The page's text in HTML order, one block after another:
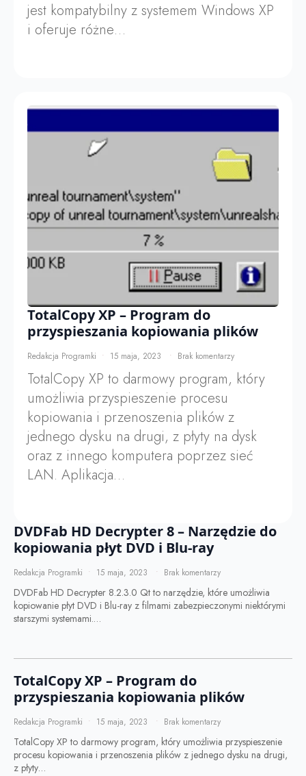
jest kompatybilny z systemem Windows XP
i oferuje różne…
TotalCopy XP – Program do
przyspieszania kopiowania plików
Redakcja Programki 15 maja, 2023 Brak komentarzy
TotalCopy XP to darmowy program, który
umożliwia przyspieszenie procesu
kopiowania i przenoszenia plików z
jednego dysku na drugi, z płyty na dysk
oraz z innego komputera poprzez sieć
LAN. Aplikacja…
DVDFab HD Decrypter 8 – Narzędzie do
kopiowania płyt DVD i Blu-ray
Redakcja Programki 15 maja, 2023 Brak komentarzy
DVDFab HD Decrypter 8.2.3.0 Qt to narzędzie, które umożliwia
kopiowanie płyt DVD i Blu-ray z filmami zabezpieczonymi niektórymi
starszymi systemami.…
TotalCopy XP – Program do
przyspieszania kopiowania plików
Redakcja Programki 15 maja, 2023 Brak komentarzy
TotalCopy XP to darmowy program, który umożliwia przyspieszenie
procesu kopiowania i przenoszenia plików z jednego dysku na drugi,
z płyty…